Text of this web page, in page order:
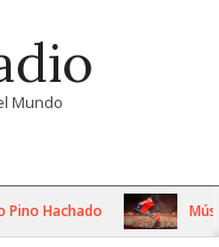
Mundo
Hachado